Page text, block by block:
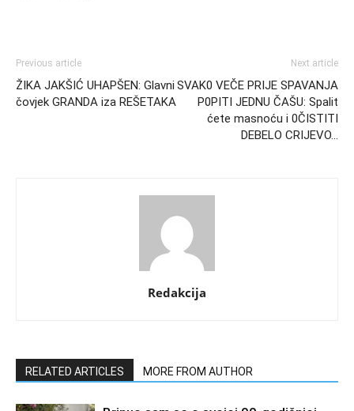
Previous article
ŽIKA JAKŠIĆ UHAPŠEN: Glavni
čovjek GRANDA iza REŠETAKA
Next article
SVAK0 VEČE PRIJE SPAVANJA
P0PITI JEDNU ČAŠU: Spalit
ćete masnoću i 0ČISTITI
DEBELO CRIJEVO…
Redakcija
RELATED ARTICLES MORE FROM AUTHOR